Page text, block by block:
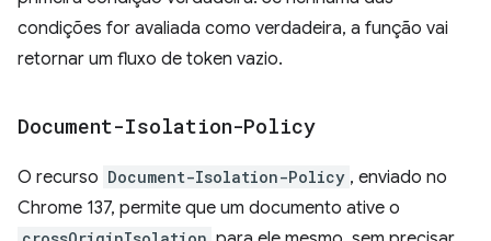
condições for avaliada como verdadeira, a função vai
retornar um fluxo de token vazio.
Document-Isolation-Policy
O recurso Document-Isolation-Policy , enviado no
Chrome 137, permite que um documento ative o